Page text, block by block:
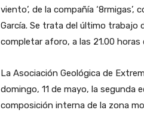
s
p
a
i
o
V
a
A
s
c
i
a
E
l
m
n
i
c
l
J
a
d
í
n
e
c
u
r
d
a
viento’, de la compañía
García. Se trata del último
completar aforo, a las 21.00
La Asociación Geológica de
domingo, 11 de mayo, la segunda
composición interna de la zona